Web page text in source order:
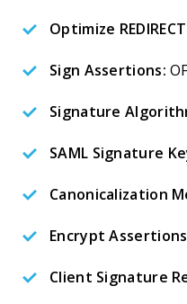
Optimize
Sign Assertions:
Signature
SAML Signature
Canonicalization
Encrypt
Client Signature